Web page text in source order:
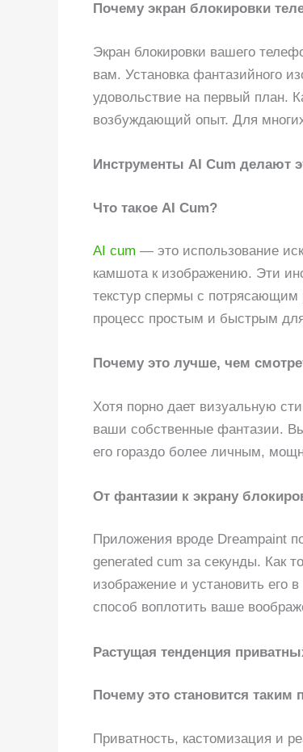
Почему экран блокировки
Экран блокировки вашего
вам. Установка фантазийного
удовольствие на первый план.
возбуждающий опыт. Для
Инструменты AI Cum делают
Что такое AI Cum?
AI cum — это использование
камшота к изображению. Эти
текстур спермы с потрясающим
процесс простым и быстрым
Почему это лучше, чем
Хотя порно дает визуальную
ваши собственные фантазии.
его гораздо более личным,
От фантазии к экрану
Приложения вроде Dreampaint
generated cum за секунды. Как
изображение и установить его
способ воплотить ваше
Растущая тенденция
Почему это становится таким
Приватность, кастомизация и